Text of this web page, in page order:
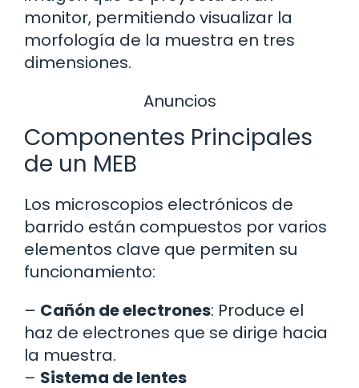
monitor, permitiendo visualizar la
morfología de la muestra en tres
dimensiones.
Anuncios
Componentes Principales
de un MEB
Los microscopios electrónicos de
barrido están compuestos por varios
elementos clave que permiten su
funcionamiento:
– Cañón de electrones: Produce el
haz de electrones que se dirige hacia
la muestra.
– Sistema de lentes